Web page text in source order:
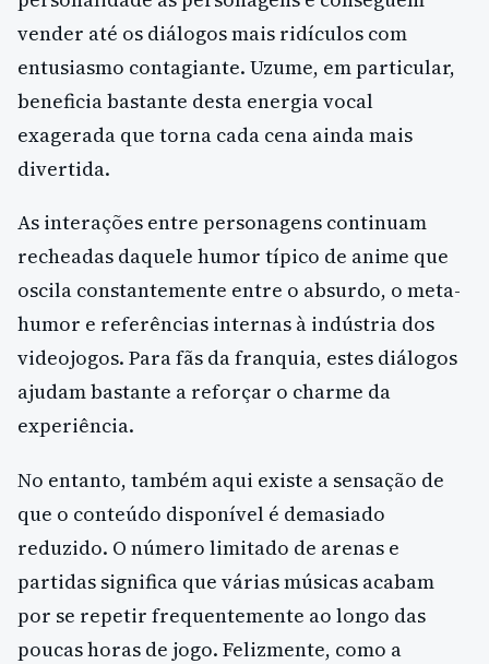
vender até os diálogos mais ridículos com
entusiasmo contagiante. Uzume, em particular,
beneficia bastante desta energia vocal
exagerada que torna cada cena ainda mais
divertida.
As interações entre personagens continuam
recheadas daquele humor típico de anime que
oscila constantemente entre o absurdo, o meta-
humor e referências internas à indústria dos
videojogos. Para fãs da franquia, estes diálogos
ajudam bastante a reforçar o charme da
experiência.
No entanto, também aqui existe a sensação de
que o conteúdo disponível é demasiado
reduzido. O número limitado de arenas e
partidas significa que várias músicas acabam
por se repetir frequentemente ao longo das
poucas horas de jogo. Felizmente, como a